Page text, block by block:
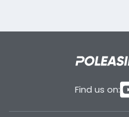
Find us on: